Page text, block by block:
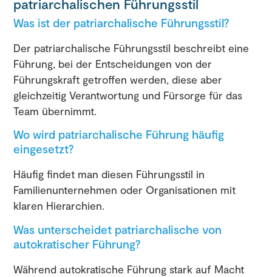
patriarchalischen Führungsstil
Was ist der patriarchalische Führungsstil?
Der patriarchalische Führungsstil beschreibt eine
Führung, bei der Entscheidungen von der
Führungskraft getroffen werden, diese aber
gleichzeitig Verantwortung und Fürsorge für das
Team übernimmt.
Wo wird patriarchalische Führung häufig
eingesetzt?
Häufig findet man diesen Führungsstil in
Familienunternehmen oder Organisationen mit
klaren Hierarchien.
Was unterscheidet patriarchalische von
autokratischer Führung?
Während autokratische Führung stark auf Macht